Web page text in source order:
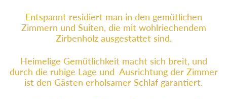
Entspannt residiert man in den gemütlichen
Zimmern und Suiten, die mit wohlriechendem
Zirbenholz ausgestattet sind.
Heimelige Gemütlichkeit macht sich breit, und
durch die ruhige Lage und Ausrichtung der Zimmer
ist den Gästen erholsamer Schlaf garantiert.